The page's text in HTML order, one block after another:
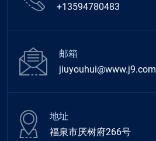
+13594780483
邮箱
jiuyouhui@www.j9.com
地址
福泉市厌树府266号